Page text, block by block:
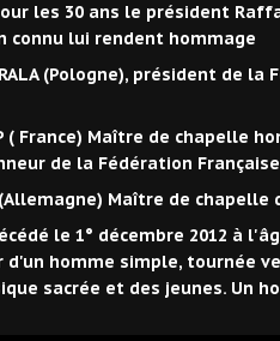
les 30 ans le président
connu lui rendent hommage
(Pologne), président de
( France) Maître de chapelle
de la Fédération
(Allemagne) Maître de
le 1° décembre 2012 à
d'un homme simple, tournée
sacrée et des jeunes. Un